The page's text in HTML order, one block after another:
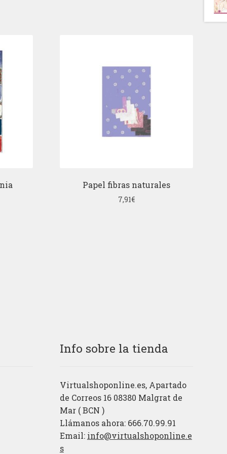
Papel fibras naturales
7,91€
Info sobre la tienda
Virtualshoponline.es, Apartado
de Correos 16 08380 Malgrat de
Mar ( BCN )
Llámanos ahora: 666.70.99.91
Email: info@virtualshoponline.e
s